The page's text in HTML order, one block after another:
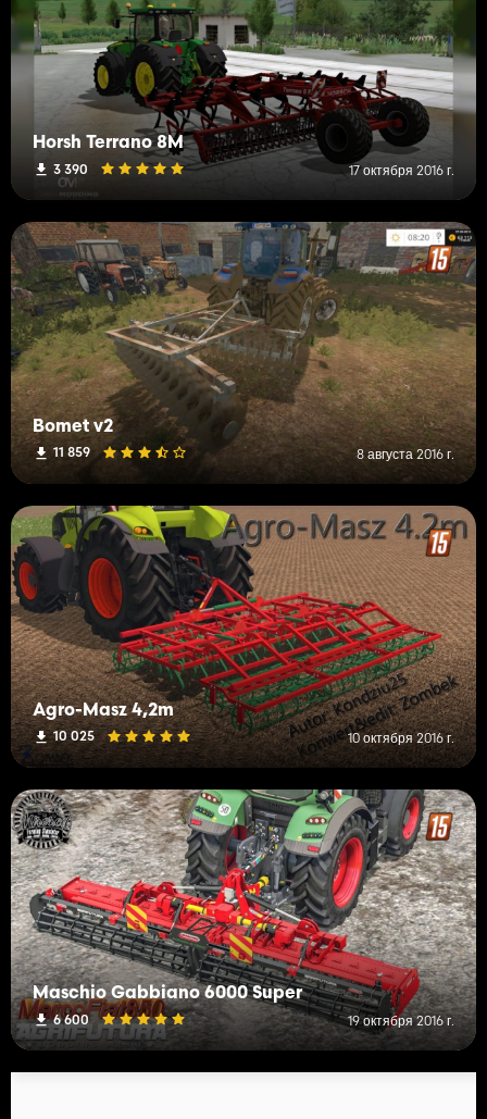
Horsh Terrano 8M
3 390 17 октября 2016 г.
Bomet v2
11 859 8 августа 2016 г.
Agro-Masz 4,2m
10 025 10 октября 2016 г.
Maschio Gabbiano 6000 Super
6 600 19 октября 2016 г.